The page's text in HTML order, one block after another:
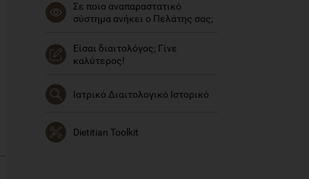
Σε ποιο αναπαραστατικό
σύστημα ανήκει ο Πελάτης σας;
Είσαι διαιτολόγος; Γίνε
καλύτερος!
Ιατρικό Διαιτολογικό Ιστορικό
Dietitian Toolkit